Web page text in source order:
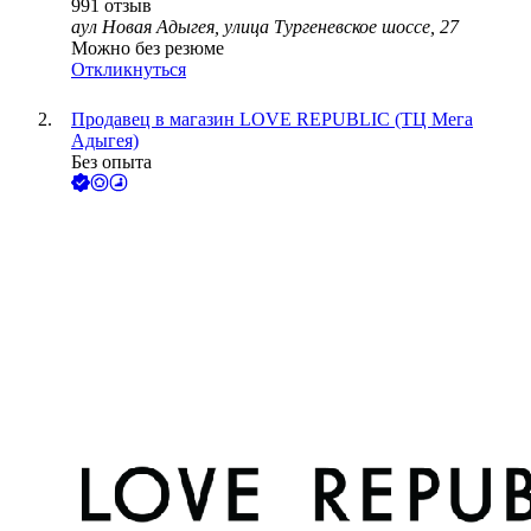
991 отзыв
аул Новая Адыгея, улица Тургеневское шоссе, 27
Можно без резюме
Откликнуться
Продавец в магазин LOVE REPUBLIC (ТЦ Мега
Адыгея)
Без опыта